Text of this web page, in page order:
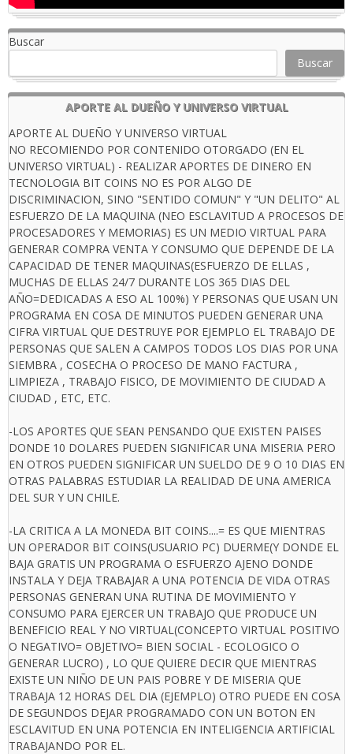
Buscar
Buscar
APORTE AL DUEÑO Y UNIVERSO VIRTUAL
APORTE AL DUEÑO Y UNIVERSO VIRTUAL
NO RECOMIENDO POR CONTENIDO OTORGADO (EN EL
UNIVERSO VIRTUAL) - REALIZAR APORTES DE DINERO EN
TECNOLOGIA BIT COINS NO ES POR ALGO DE
DISCRIMINACION, SINO "SENTIDO COMUN" Y "UN DELITO" AL
ESFUERZO DE LA MAQUINA (NEO ESCLAVITUD A PROCESOS DE
PROCESADORES Y MEMORIAS) ES UN MEDIO VIRTUAL PARA
GENERAR COMPRA VENTA Y CONSUMO QUE DEPENDE DE LA
CAPACIDAD DE TENER MAQUINAS(ESFUERZO DE ELLAS ,
MUCHAS DE ELLAS 24/7 DURANTE LOS 365 DIAS DEL
AÑO=DEDICADAS A ESO AL 100%) Y PERSONAS QUE USAN UN
PROGRAMA EN COSA DE MINUTOS PUEDEN GENERAR UNA
CIFRA VIRTUAL QUE DESTRUYE POR EJEMPLO EL TRABAJO DE
PERSONAS QUE SALEN A CAMPOS TODOS LOS DIAS POR UNA
SIEMBRA , COSECHA O PROCESO DE MANO FACTURA ,
LIMPIEZA , TRABAJO FISICO, DE MOVIMIENTO DE CIUDAD A
CIUDAD , ETC, ETC.
-LOS APORTES QUE SEAN PENSANDO QUE EXISTEN PAISES
DONDE 10 DOLARES PUEDEN SIGNIFICAR UNA MISERIA PERO
EN OTROS PUEDEN SIGNIFICAR UN SUELDO DE 9 O 10 DIAS EN
OTRAS PALABRAS ESTUDIAR LA REALIDAD DE UNA AMERICA
DEL SUR Y UN CHILE.
-LA CRITICA A LA MONEDA BIT COINS....= ES QUE MIENTRAS
UN OPERADOR BIT COINS(USUARIO PC) DUERME(Y DONDE EL
BAJA GRATIS UN PROGRAMA O ESFUERZO AJENO DONDE
INSTALA Y DEJA TRABAJAR A UNA POTENCIA DE VIDA OTRAS
PERSONAS GENERAN UNA RUTINA DE MOVIMIENTO Y
CONSUMO PARA EJERCER UN TRABAJO QUE PRODUCE UN
BENEFICIO REAL Y NO VIRTUAL(CONCEPTO VIRTUAL POSITIVO
O NEGATIVO= OBJETIVO= BIEN SOCIAL - ECOLOGICO O
GENERAR LUCRO) , LO QUE QUIERE DECIR QUE MIENTRAS
EXISTE UN NIÑO DE UN PAIS POBRE Y DE MISERIA QUE
TRABAJA 12 HORAS DEL DIA (EJEMPLO) OTRO PUEDE EN COSA
DE SEGUNDOS DEJAR PROGRAMADO CON UN BOTON EN
ESCLAVITUD EN UNA POTENCIA EN INTELIGENCIA ARTIFICIAL
TRABAJANDO POR EL.